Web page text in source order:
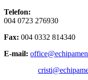
Telefon:
004 0723 276930
Fax: 004 0332 814340
E-mail: